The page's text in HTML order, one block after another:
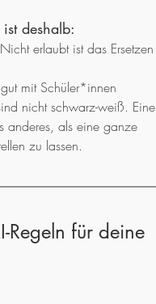
deshalb:
erlaubt ist das
mit Schüler*innen
nicht schwarz-weiß.
anderes, als eine ganze
zu lassen.
Regeln für deine